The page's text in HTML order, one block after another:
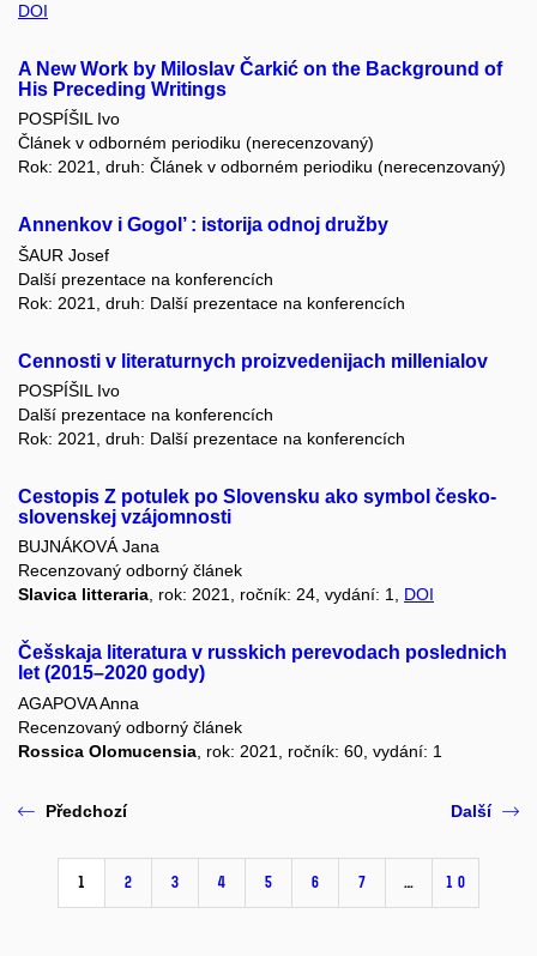
DOI
A New Work by Miloslav Čarkić on the Background of
His Preceding Writings
POSPÍŠIL Ivo
Článek v odborném periodiku (nerecenzovaný)
Rok: 2021, druh: Článek v odborném periodiku (nerecenzovaný)
Annenkov i Gogol’ : istorija odnoj družby
ŠAUR Josef
Další prezentace na konferencích
Rok: 2021, druh: Další prezentace na konferencích
Cennosti v literaturnych proizvedenijach millenialov
POSPÍŠIL Ivo
Další prezentace na konferencích
Rok: 2021, druh: Další prezentace na konferencích
Cestopis Z potulek po Slovensku ako symbol česko-
slovenskej vzájomnosti
BUJNÁKOVÁ Jana
Recenzovaný odborný článek
Slavica litteraria, rok: 2021, ročník: 24, vydání: 1, DOI
Češskaja literatura v russkich perevodach poslednich
let (2015–2020 gody)
AGAPOVA Anna
Recenzovaný odborný článek
Rossica Olomucensia , rok: 2021, ročník: 60, vydání: 1
Předchozí
1 2 3 4 5 6 7 … 10
Další